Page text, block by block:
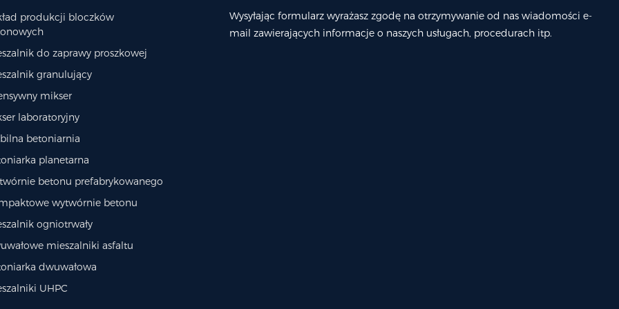
produkcji bloczków
do zaprawy proszkowej
granulujący
mikser
laboratoryjny
betoniarnia
planetarna
betonu prefabrykowanego
wytwórnie betonu
ogniotrwały
mieszalniki asfaltu
dwuwałowa
UHPC
Wysyłając formularz wyrażasz zgodę na otrzymywanie od nas wiadomości e-
mail zawierających informacje o naszych usługach, procedurach itp.